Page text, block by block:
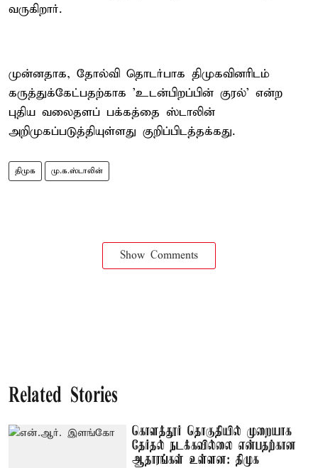
வருகிறார்.
முன்னதாக, தோல்வி தொடர்பாக திமுகவினரிடம்
கருத்துக்கேட்பதற்காக 'உடன்பிறப்பின் குரல்' என்ற
புதிய வலைதளப் பக்கத்தை ஸ்டாலின்
அறிமுகப்படுத்தியுள்ளது குறிப்பிடத்தக்கது.
திமுக மு.க.ஸ்டாலின்
Show Comments
Related Stories
கொளத்தூர் தொகுதியில் முறையாக
தேர்தல் நடக்கவில்லை என்பதற்கான
ஆதாரங்கள் உள்ளன: திமுக